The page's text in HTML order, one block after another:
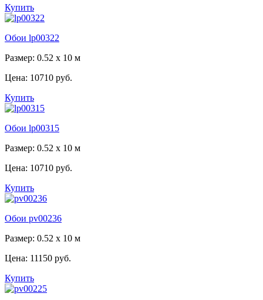
Купить
Обои lp00322
Размер: 0.52 x 10 м
Цена: 10710 руб.
Купить
Обои lp00315
Размер: 0.52 x 10 м
Цена: 10710 руб.
Купить
Обои pv00236
Размер: 0.52 x 10 м
Цена: 11150 руб.
Купить